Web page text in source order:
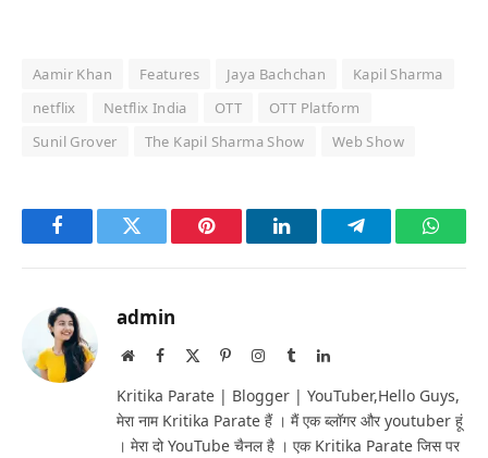
Aamir Khan Features Jaya Bachchan
Kapil Sharma
netflix
Netflix India OTT
OTT Platform
Sunil Grover
The Kapil Sharma Show Web Show
FacebookTwitter Pinterest LinkedInTelegram
admin
WebsiteFacebook PinterestInstagram
TumblrLinkedIn
Kritika Parate | Blogger | YouTuber,Hello Guys,
मेरा नाम Kritika Parate हैं । मैं एक ब्लॉगर और youtuber हूं
। मेरा दो YouTube चैनल है । एक Kritika Parate जिस पर